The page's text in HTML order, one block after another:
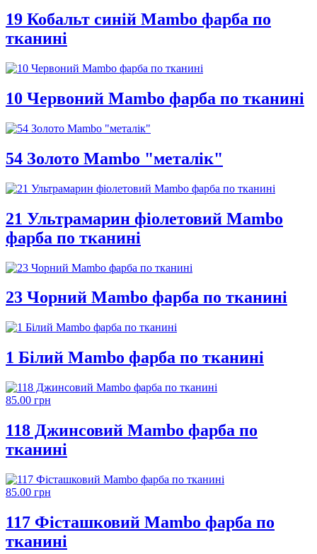
19 Кобальт синій Mambo фарба по
тканині
10 Червоний Mambo фарба по тканині
54 Золото Mambo "металік"
21 Ультрамарин фіолетовий Mambo
фарба по тканині
23 Чорний Mambo фарба по тканині
1 Білий Mambo фарба по тканині
85.00 грн
118 Джинсовий Mambo фарба по
тканині
85.00 грн
117 Фісташковий Mambo фарба по
тканині